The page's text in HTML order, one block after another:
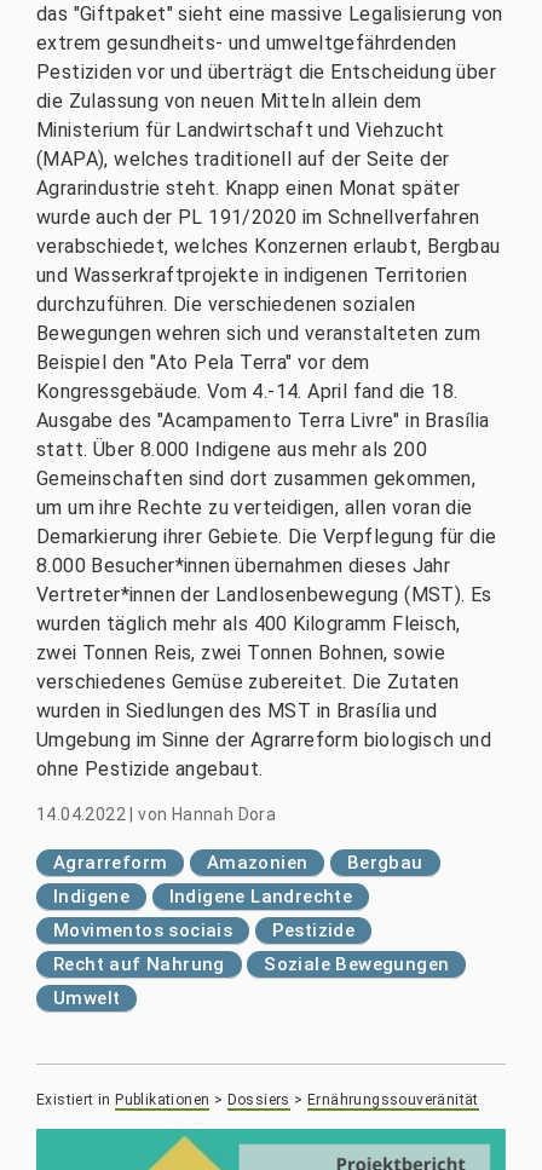
das "Giftpaket" sieht eine massive Legalisierung von
extrem gesundheits- und umweltgefährdenden
Pestiziden vor und überträgt die Entscheidung über
die Zulassung von neuen Mitteln allein dem
Ministerium für Landwirtschaft und Viehzucht
(MAPA), welches traditionell auf der Seite der
Agrarindustrie steht. Knapp einen Monat später
wurde auch der PL 191/2020 im Schnellverfahren
verabschiedet, welches Konzernen erlaubt, Bergbau
und Wasserkraftprojekte in indigenen Territorien
durchzuführen. Die verschiedenen sozialen
Bewegungen wehren sich und veranstalteten zum
Beispiel den "Ato Pela Terra" vor dem
Kongressgebäude. Vom 4.-14. April fand die 18.
Ausgabe des "Acampamento Terra Livre" in Brasília
statt. Über 8.000 Indigene aus mehr als 200
Gemeinschaften sind dort zusammen gekommen,
um um ihre Rechte zu verteidigen, allen voran die
Demarkierung ihrer Gebiete. Die Verpflegung für die
8.000 Besucher*innen übernahmen dieses Jahr
Vertreter*innen der Landlosenbewegung (MST). Es
wurden täglich mehr als 400 Kilogramm Fleisch,
zwei Tonnen Reis, zwei Tonnen Bohnen, sowie
verschiedenes Gemüse zubereitet. Die Zutaten
wurden in Siedlungen des MST in Brasília und
Umgebung im Sinne der Agrarreform biologisch und
ohne Pestizide angebaut.
14.04.2022 |von Hannah Dora
Agrarreform Amazonien
Bergbau
Indigene
Indigene Landrechte
Movimentos sociais
Pestizide
Recht auf Nahrung
Soziale Bewegungen
Umwelt
Existiert in Publikationen > Dossiers >Ernährungssouveränität